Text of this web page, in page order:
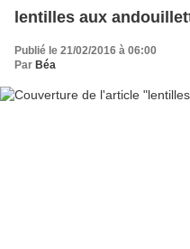
lentilles aux
Publié le 21/02/2016 à 06:00
Par Béa